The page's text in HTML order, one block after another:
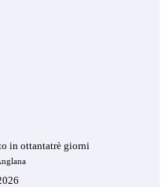
in ottantatrè giorni